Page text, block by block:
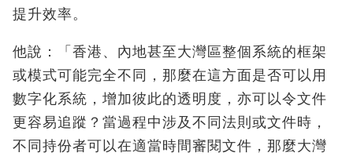
提升效率。
他說：「香港、內地甚至大灣區整個系統的框架
或模式可能完全不同，那麼在這方面是否可以用
數字化系統，增加彼此的透明度，亦可以令文件
更容易追蹤？當過程中涉及不同法則或文件時，
不同持份者可以在適當時間審閱文件，那麼大灣